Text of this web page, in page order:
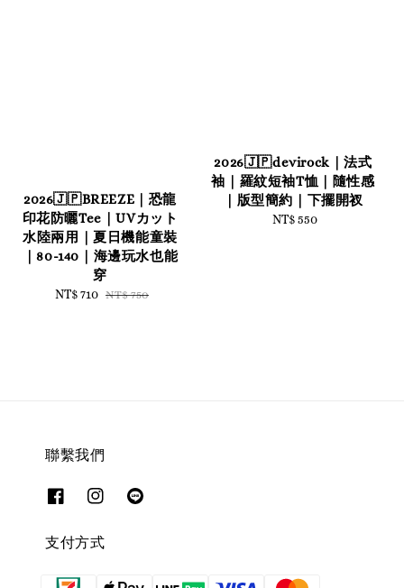
2026🇯🇵BREEZE｜恐龍
印花防曬Tee｜UVカット
水陸兩用｜夏日機能童裝
｜80-140｜海邊玩水也能
穿
Sale
NT$ 710 Regular
NT$ 750
2026🇯🇵devirock｜法式
袖｜羅紋短袖T恤｜隨性感
｜版型簡約｜下擺開衩
Regular
NT$ 550
聯繫我們
支付方式